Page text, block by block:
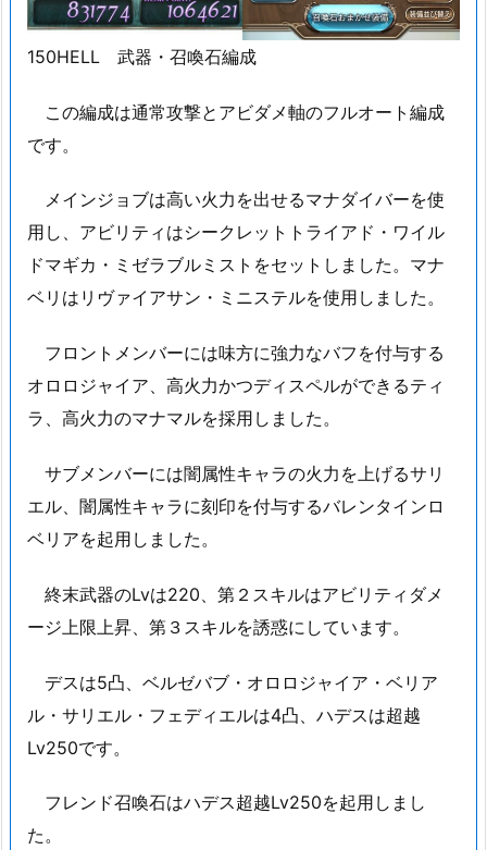
150HELL 武器・召喚石編成
この編成は通常攻撃とアビダメ軸のフルオート編成
です。
メインジョブは高い火力を出せるマナダイバーを使
用し、アビリティはシークレットトライアド・ワイル
ドマギカ・ミゼラブルミストをセットしました。マナ
ベリはリヴァイアサン・ミニステルを使用しました。
フロントメンバーには味方に強力なバフを付与する
オロロジャイア、高火力かつディスペルができるティ
ラ、高火力のマナマルを採用しました。
サブメンバーには闇属性キャラの火力を上げるサリ
エル、闇属性キャラに刻印を付与するバレンタインロ
ベリアを起用しました。
終末武器のLvは220、第２スキルはアビリティダメ
ージ上限上昇、第３スキルを誘惑にしています。
デスは5凸、ベルゼバブ・オロロジャイア・ベリア
ル・サリエル・フェディエルは4凸、ハデスは超越
Lv250です。
フレンド召喚石はハデス超越Lv250を起用しまし
た。